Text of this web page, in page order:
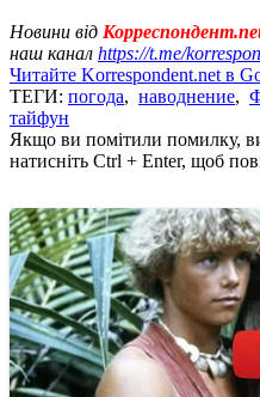
Новини від
наш канал https://t.me/
Читайте Korrespondent.net в
ТЕГИ: погода, наводнение,
тайфун
Якщо ви помітили помилку,
натисніть Ctrl + Enter, щоб